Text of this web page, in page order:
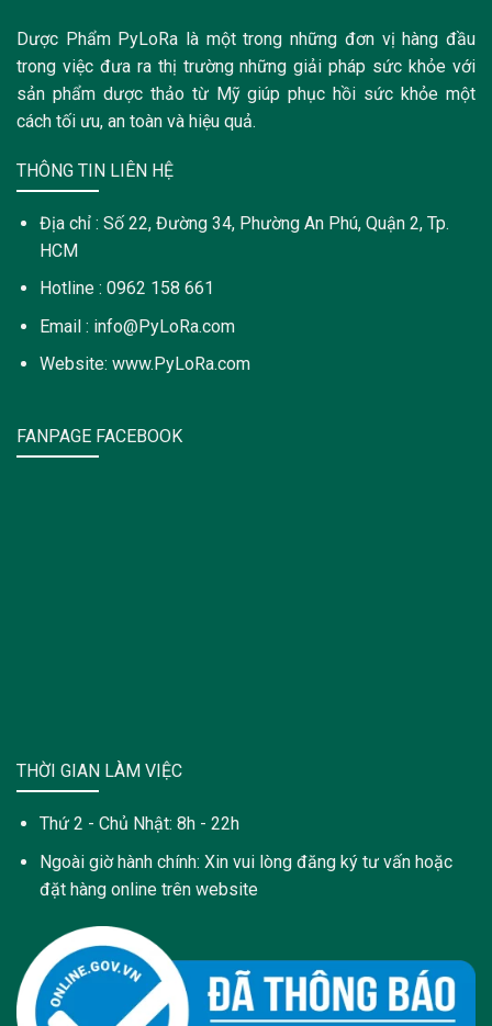
Dược Phẩm PyLoRa là một trong những đơn vị hàng đầu
trong việc đưa ra thị trường những giải pháp sức khỏe với
sản phẩm dược thảo từ Mỹ giúp phục hồi sức khỏe một
cách tối ưu, an toàn và hiệu quả.
THÔNG TIN LIÊN HỆ
Địa chỉ : Số 22, Đường 34, Phường An Phú, Quận 2, Tp.
HCM
Hotline : 0962 158 661
Email : info@PyLoRa.com
Website: www.PyLoRa.com
FANPAGE FACEBOOK
THỜI GIAN LÀM VIỆC
Thứ 2 - Chủ Nhật: 8h - 22h
Ngoài giờ hành chính: Xin vui lòng đăng ký tư vấn hoặc
đặt hàng online trên website